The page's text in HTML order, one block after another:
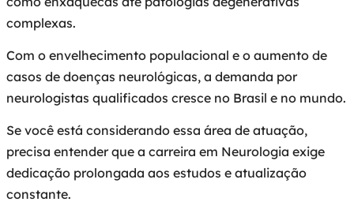
complexas.
Com o envelhecimento populacional e o aumento de
casos de doenças neurológicas, a demanda por
neurologistas qualificados cresce no Brasil e no mundo.
Se você está considerando essa área de atuação,
precisa entender que a carreira em Neurologia exige
dedicação prolongada aos estudos e atualização
constante.